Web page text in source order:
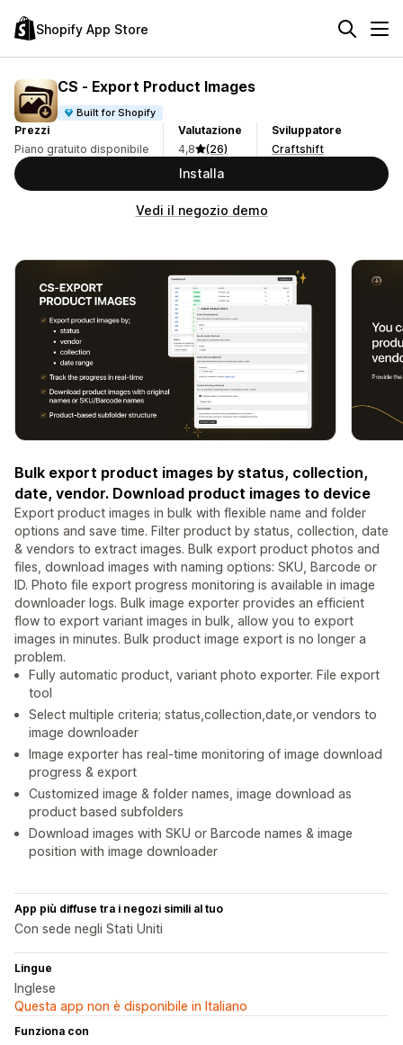
Shopify App Store
CS ‑ Export Product Images
Built for Shopify
Prezzi
Piano gratuito disponibile
Valutazione
4,8
(26)
Sviluppatore
Craftshift
Installa
Vedi il negozio demo
Bulk export product images by status, collection,
date, vendor. Download product images to device
Export product images in bulk with flexible name and folder
options and save time. Filter product by status, collection, date
& vendors to extract images. Bulk export product photos and
files, download images with naming options: SKU, Barcode or
ID. Photo file export progress monitoring is available in image
downloader logs. Bulk image exporter provides an efficient
flow to export variant images in bulk, allow you to export
images in minutes. Bulk product image export is no longer a
problem.
Fully automatic product, variant photo exporter. File export
tool
Select multiple criteria; status,collection,date,or vendors to
image downloader
Image exporter has real-time monitoring of image download
progress & export
Customized image & folder names, image download as
product based subfolders
Download images with SKU or Barcode names & image
position with image downloader
App più diffuse tra i negozi simili al tuo
Con sede negli Stati Uniti
Lingue
Inglese
Questa app non è disponibile in Italiano
Funziona con